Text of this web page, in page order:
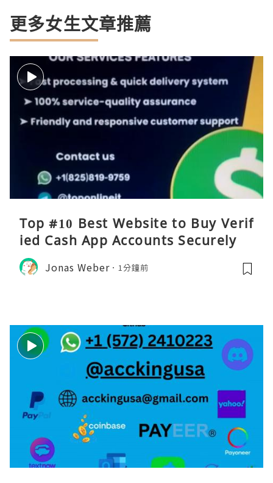
更多女生文章推薦
Top #10 Best Website to Buy Verif
ied Cash App Accounts Securely
Jonas Weber 1分鐘前